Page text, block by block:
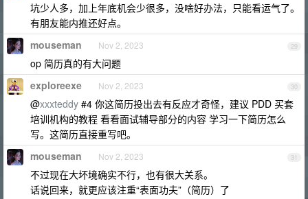
坑少人多，加上年底机会少很多，没啥好办法，只能看运气了。
有朋友能内推还好点。
29
mouseman Nov 2, 2023
op 简历真的有大问题
30
exploreexe Nov 2, 2023
@xxxteddy #4 你这简历投出去有反应才奇怪，建议 PDD 买套
培训机构的教程 看看面试辅导部分的内容 学习一下简历怎么
写。这简历直接重写吧。
31
mouseman Nov 2, 2023
不过现在大坏境确实不行，也有很大关系。
话说回来，就更应该注重“表面功夫”（简历）了